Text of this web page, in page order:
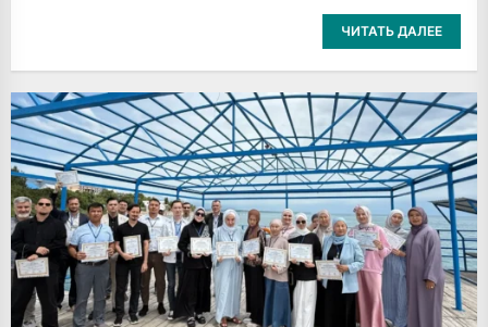
ЧИТАТЬ ДАЛЕЕ